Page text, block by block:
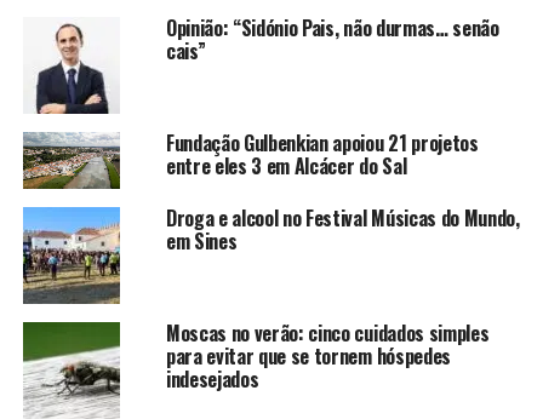
Opinião: “Sidónio Pais, não durmas… senão
cais”
Fundação Gulbenkian apoiou 21 projetos
entre eles 3 em Alcácer do Sal
Droga e alcool no Festival Músicas do Mundo,
em Sines
Moscas no verão: cinco cuidados simples
para evitar que se tornem hóspedes
indesejados